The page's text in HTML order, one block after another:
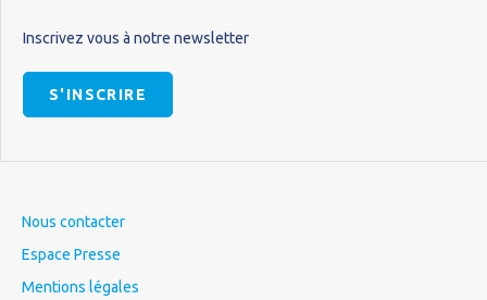
Inscrivez vous à notre newsletter
S'INSCRIRE
Nous contacter
Espace Presse
Mentions légales